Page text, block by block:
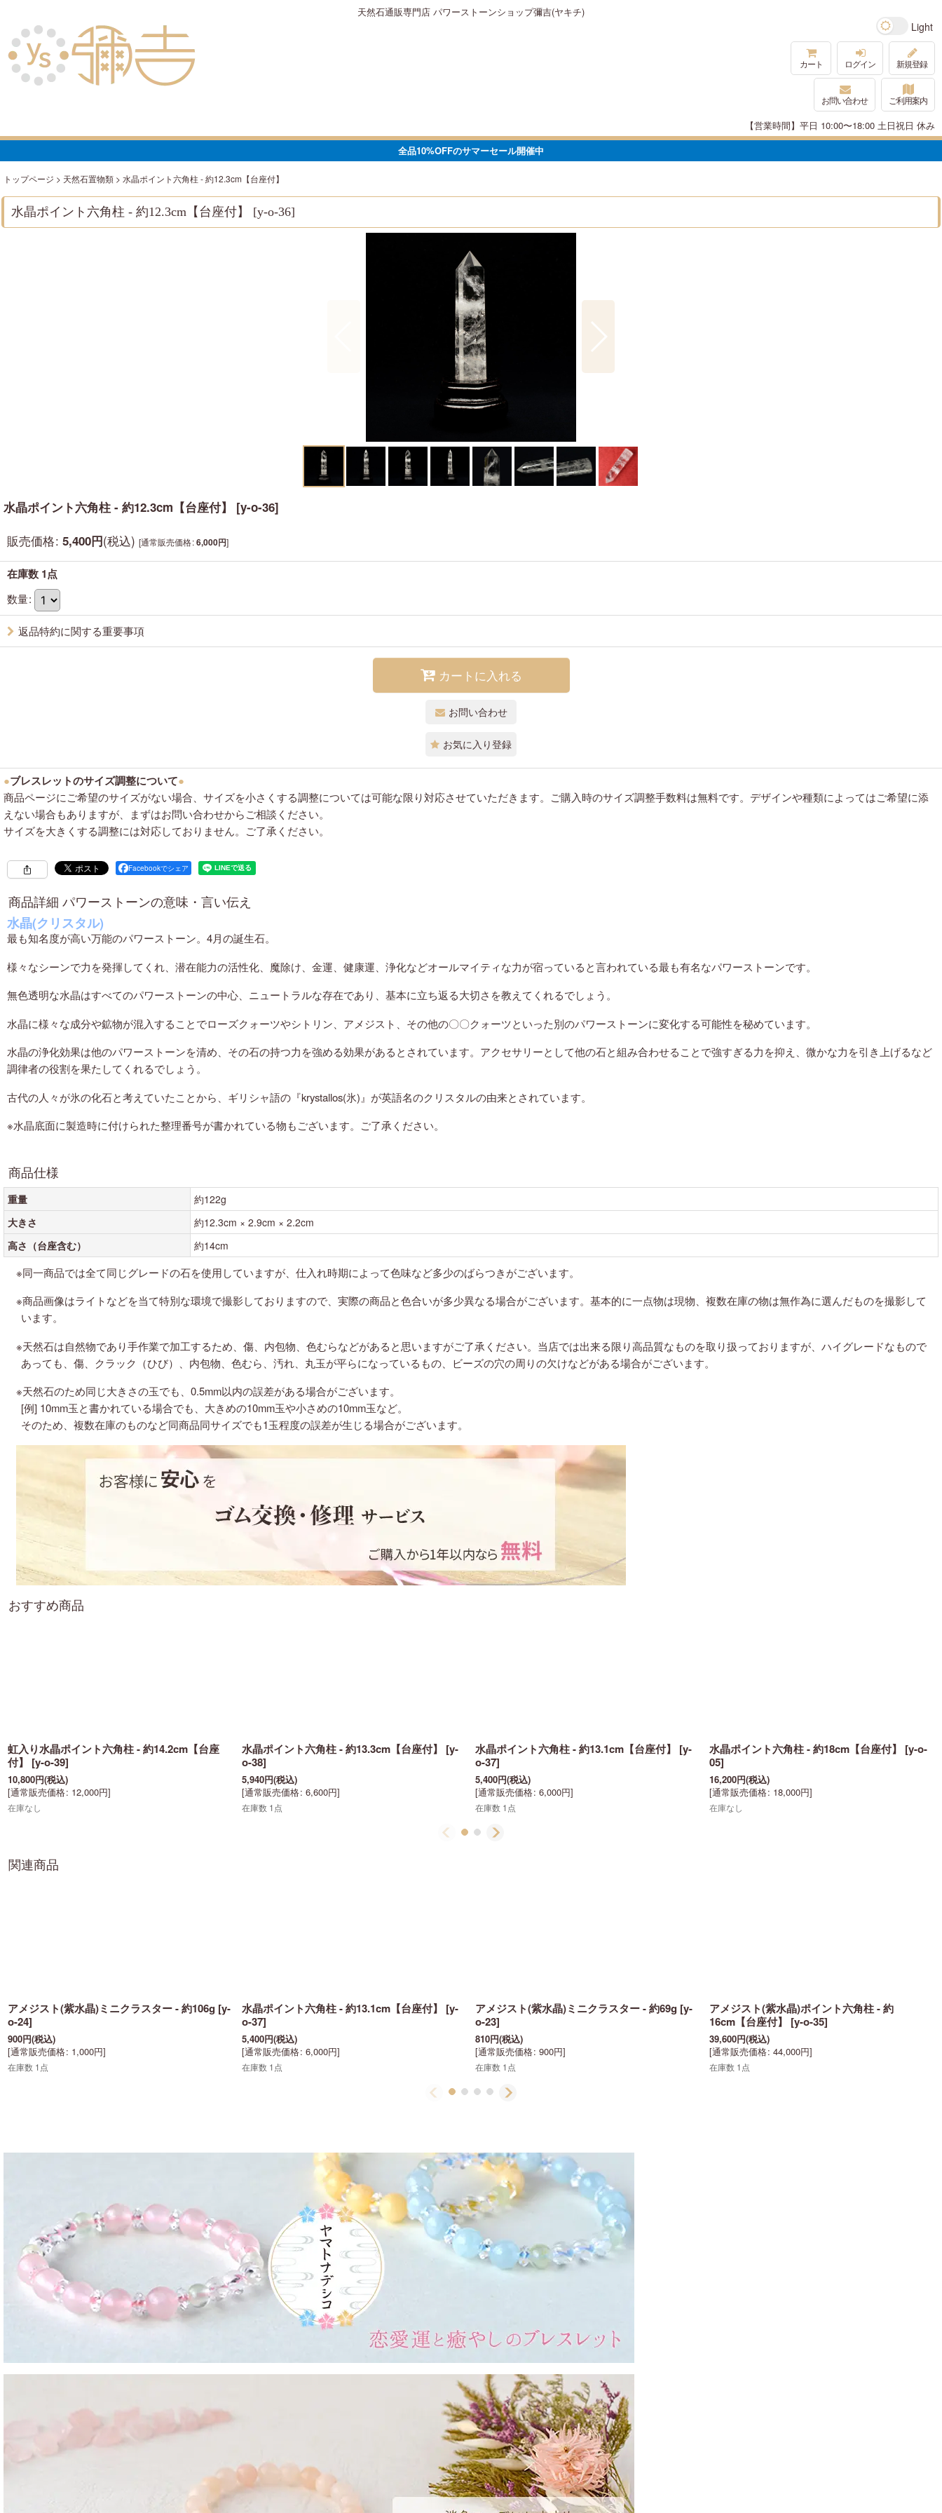
天然石通販専門店 パワーストーンショップ彌吉(ヤキチ)
カート ログイン 新規登録
お問い合わせ ご利用案内
【営業時間】平日 10:00〜18:00 土日祝日 休み
全品10%OFFのサマーセール開催中
トップページ > 天然石置物類 > 水晶ポイント六角柱 - 約12.3cm【台座付】
水晶ポイント六角柱 - 約12.3cm【台座付】 [y-o-36]
水晶ポイント六角柱 - 約12.3cm【台座付】 [y-o-36]
販売価格: 5,400円(税込) [通常販売価格:6,000円]
在庫数 1点
数量:
返品特約に関する重要事項
カートに入れる
お問い合わせ
お気に入り登録
●ブレスレットのサイズ調整について●
商品ページにご希望のサイズがない場合、サイズを小さくする調整については可能な限り対応させていただきます。ご購入時のサイズ調整手数料は無料です。デザインや種類によってはご希望に添
えない場合もありますが、まずはお問い合わせからご相談ください。
サイズを大きくする調整には対応しておりません。ご了承ください。
Facebookでシェア
商品詳細 パワーストーンの意味・言い伝え
水晶(クリスタル)
最も知名度が高い万能のパワーストーン。4月の誕生石。
様々なシーンで力を発揮してくれ、潜在能力の活性化、魔除け、金運、健康運、浄化などオールマイティな力が宿っていると言われている最も有名なパワーストーンです。
無色透明な水晶はすべてのパワーストーンの中心、ニュートラルな存在であり、基本に立ち返る大切さを教えてくれるでしょう。
水晶に様々な成分や鉱物が混入することでローズクォーツやシトリン、アメジスト、その他の〇〇クォーツといった別のパワーストーンに変化する可能性を秘めています。
水晶の浄化効果は他のパワーストーンを清め、その石の持つ力を強める効果があるとされています。アクセサリーとして他の石と組み合わせることで強すぎる力を抑え、微かな力を引き上げるなど
調律者の役割を果たしてくれるでしょう。
古代の人々が氷の化石と考えていたことから、ギリシャ語の『krystallos(氷)』が英語名のクリスタルの由来とされています。
※水晶底面に製造時に付けられた整理番号が書かれている物もございます。ご了承ください。
商品仕様
重量
約122g
大きさ
約12.3cm × 2.9cm × 2.2cm
高さ（台座含む）
約14cm
※同一商品では全て同じグレードの石を使用していますが、仕入れ時期によって色味など多少のばらつきがございます。
※商品画像はライトなどを当て特別な環境で撮影しておりますので、実際の商品と色合いが多少異なる場合がございます。基本的に一点物は現物、複数在庫の物は無作為に選んだものを撮影して
います。
※天然石は自然物であり手作業で加工するため、傷、内包物、色むらなどがあると思いますがご了承ください。当店では出来る限り高品質なものを取り扱っておりますが、ハイグレードなもので
あっても、傷、クラック（ひび）、内包物、色むら、汚れ、丸玉が平らになっているもの、ビーズの穴の周りの欠けなどがある場合がございます。
※天然石のため同じ大きさの玉でも、0.5mm以内の誤差がある場合がございます。
[例] 10mm玉と書かれている場合でも、大きめの10mm玉や小さめの10mm玉など。
そのため、複数在庫のものなど同商品同サイズでも1玉程度の誤差が生じる場合がございます。
おすすめ商品
虹入り水晶ポイント六角柱 - 約14.2cm【台座
付】 [y-o-39]
10,800円(税込)
[通常販売価格: 12,000円]
在庫なし
水晶ポイント六角柱 - 約13.3cm【台座付】 [y-
o-38]
5,940円(税込)
[通常販売価格: 6,600円]
在庫数 1点
水晶ポイント六角柱 - 約13.1cm【台座付】 [y-
o-37]
5,400円(税込)
[通常販売価格: 6,000円]
在庫数 1点
水晶ポイント六角柱 - 約18cm【台座付】 [y-o-
05]
16,200円(税込)
[通常販売価格: 18,000円]
在庫なし
関連商品
アメジスト(紫水晶)ミニクラスター - 約106g [y-
o-24]
900円(税込)
[通常販売価格: 1,000円]
在庫数 1点
水晶ポイント六角柱 - 約13.1cm【台座付】 [y-
o-37]
5,400円(税込)
[通常販売価格: 6,000円]
在庫数 1点
アメジスト(紫水晶)ミニクラスター - 約69g [y-
o-23]
810円(税込)
[通常販売価格: 900円]
在庫数 1点
アメジスト(紫水晶)ポイント六角柱 - 約
16cm【台座付】 [y-o-35]
39,600円(税込)
[通常販売価格: 44,000円]
在庫数 1点
赤色の天然石・パワーストーン
オレンジ・橙色の天然石・パワーストーン
青色の天然石・パワーストーン
水色の天然石・パワーストーン
ピンク・桃色の天然石・パワーストーン
紫色の天然石・パワーストーン
黒・茶色の天然石・パワーストーン